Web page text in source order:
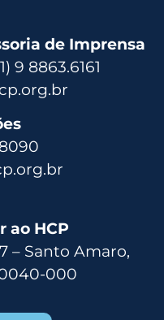
de Imprensa
9 8863.6161
ao HCP
– Santo Amaro,
000